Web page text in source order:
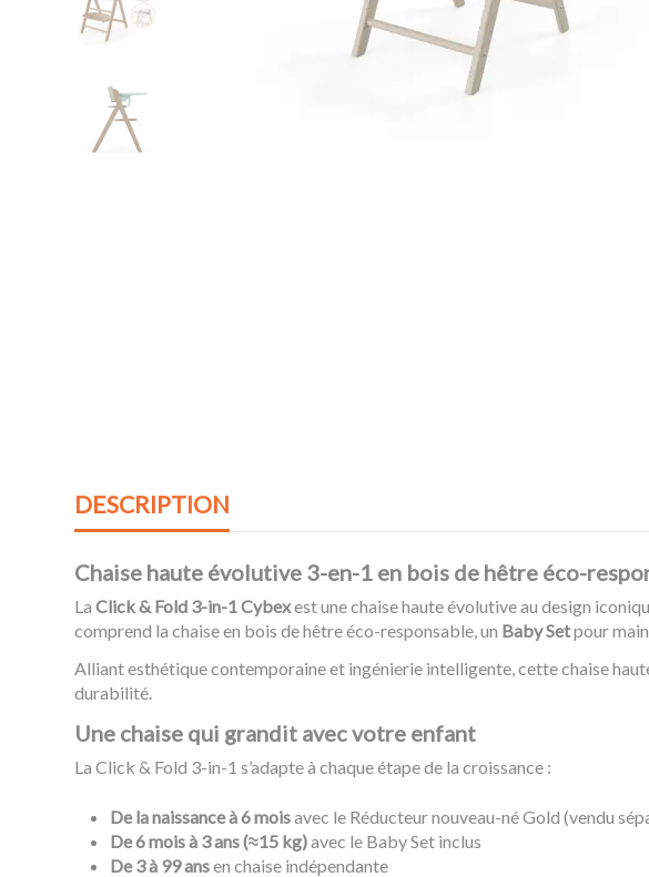
DESCRIPTION
Chaise haute évolutive 3-en-1 en bois de hêtre éco-
La Click & Fold 3-in-1 Cybexest une chaise haute évolutive au design
comprend la chaise en bois de hêtre éco-responsable, un Baby Setpour
Alliant esthétique contemporaine et ingénierie intelligente, cette chaise
durabilité.
Une chaise qui grandit avec votre enfant
La Click & Fold 3-in-1 s’adapte à chaque étape de la croissance :
De la naissance à 6 moisavec le Réducteur nouveau-né Gold (vendu
De 6 mois à 3 ans (≈15 kg)avec le Baby Set inclus
De 3 à 99 ansen chaise indépendante